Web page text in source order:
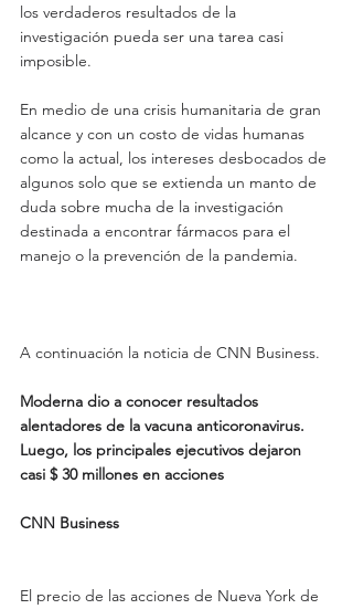
los verdaderos resultados de la
investigación pueda ser una tarea casi
imposible.
En medio de una crisis humanitaria de gran
alcance y con un costo de vidas humanas
como la actual, los intereses desbocados de
algunos solo que se extienda un manto de
duda sobre mucha de la investigación
destinada a encontrar fármacos para el
manejo o la prevención de la pandemia.
A continuación la noticia de CNN Business.
Moderna dio a conocer resultados
alentadores de la vacuna anticoronavirus.
Luego, los principales ejecutivos dejaron
casi $ 30 millones en acciones
CNN Business
El precio de las acciones de Nueva York de